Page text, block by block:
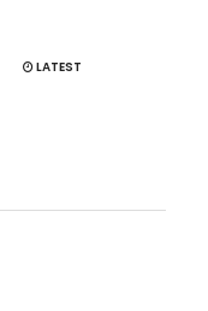
LATEST